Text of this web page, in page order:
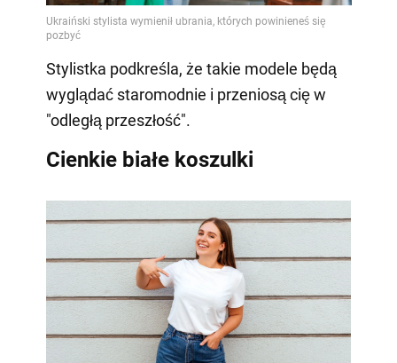
Stylistka podkreśla, że takie modele będą
wyglądać staromodnie i przeniosą cię w
"odległą przeszłość".
Cienkie białe koszulki